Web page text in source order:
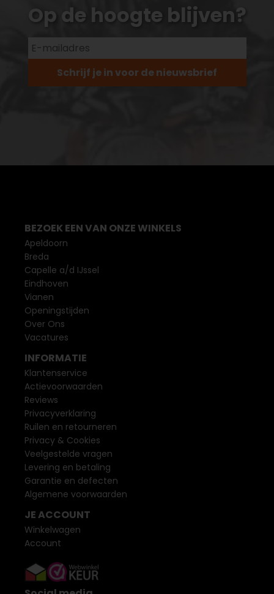
Op de hoogte blijven?
Schrijf je in voor de nieuwsbrief
BEZOEK EEN VAN ONZE WINKELS
Apeldoorn
Breda
Capelle a/d IJssel
Eindhoven
Vianen
Openingstijden
Over Ons
Vacatures
INFORMATIE
Klantenservice
Actievoorwaarden
Reviews
Privacyverklaring
Ruilen en retourneren
Privacy & Cookies
Veelgestelde vragen
Levering en betaling
Garantie en defecten
Algemene voorwaarden
JE ACCOUNT
Winkelwagen
Account